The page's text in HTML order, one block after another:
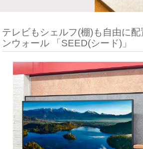
テレビもシェルフ(棚)も自由に
ンウォール 「SEED(シード)」